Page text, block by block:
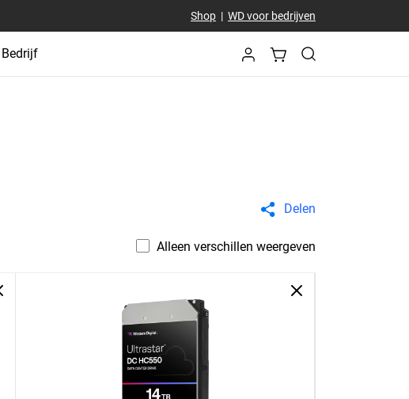
Shop| WD voor bedrijven
Bedrijf
Delen
Alleen verschillen weergeven